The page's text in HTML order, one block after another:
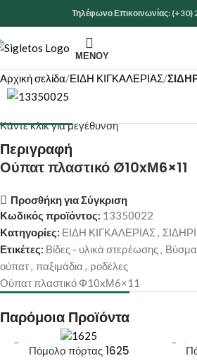
Τηλέφωνο Επικοινωνίας: (+30)
ΜΕΝΟΎ
Αρχική σελίδα ΕΙΔΗ ΚΙΓΚΑΛΕΡΙΑΣ
Κάντε κλικ για μεγέθυνση
Περιγραφή
Ούπατ πλαστικό Ø10xΜ6×11
Προσθήκη για Σύγκριση
Κωδικός προϊόντος: 13350022
Κατηγορίες: ΕΙΔΗ ΚΙΓΚΑΛΕΡΙΑΣ,
Ετικέτες: Βίδες - υλικά στερέωσης,
ούπατ, παξιμάδια , ροδέλες
Ούπατ πλαστικό Φ10xΜ6×11
Παρόμοια Προϊόντα
Πόμολο πόρτας 1625